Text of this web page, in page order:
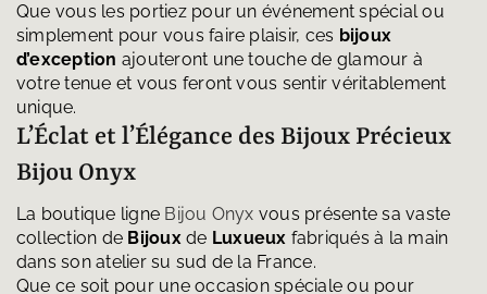
Que vous les portiez pour un événement spécial ou
simplement pour vous faire plaisir, ces bijoux
d’exception ajouteront une touche de glamour à
votre tenue et vous feront vous sentir véritablement
unique.
L’Éclat et l’Élégance des Bijoux Précieux
Bijou Onyx
La boutique ligne Bijou Onyx vous présente sa vaste
collection de Bijouxde Luxueux fabriqués à la main
dans son atelier su sud de la France.
Que ce soit pour une occasion spéciale ou pour